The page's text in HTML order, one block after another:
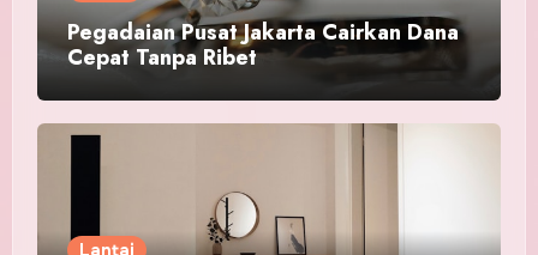
Pegadaian Pusat Jakarta Cairkan Dana
Cepat Tanpa Ribet
Lantai